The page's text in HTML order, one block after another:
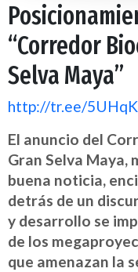
“Corredor
Selva Maya”
http://tr.ee/
El anuncio del
Gran Selva Maya,
buena noticia,
detrás de un
y desarrollo se
de los
que amenazan la